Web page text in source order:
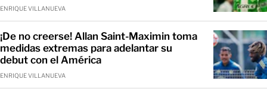
ENRIQUE VILLANUEVA
¡De no creerse! Allan Saint-Maximin toma
medidas extremas para adelantar su
debut con el América
ENRIQUE VILLANUEVA